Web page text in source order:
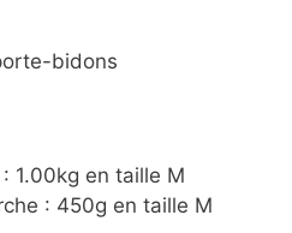
bidons
1.00kg en taille M
: 450g en taille M